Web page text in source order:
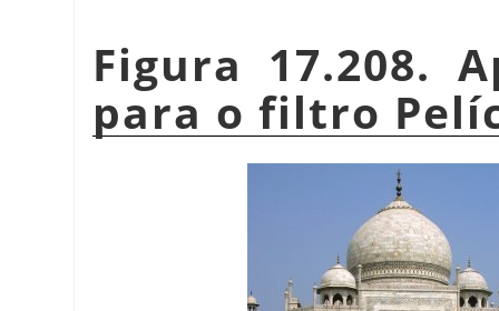
Figura 17.208.
para o filtro